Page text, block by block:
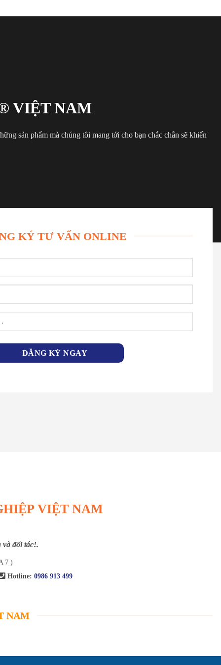
VIỆT NAM
sản phẩm mà chúng tôi mang tới cho bạn chắc chắn sẽ khiến
KÝ TƯ VẤN ONLINE
VIỆT NAM
và đối tác!.
7 )
Hotline: 0986 913 499
NAM